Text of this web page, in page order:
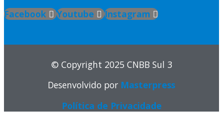
Facebook
Youtube Instagram
© Copyright 2025 CNBB Sul 3
Desenvolvido por Masterpress
Política de Privacidade